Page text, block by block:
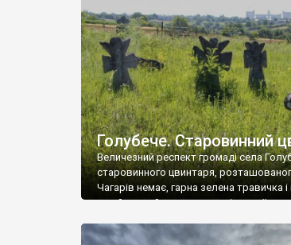
Голубече. Старовинний
Величезний респект громаді села
старовинного цвинтаря,
Чагарів немає, гарна зелена травичка
– найкращий регулятор шкідливої,
бруньками, кози ті бруньки